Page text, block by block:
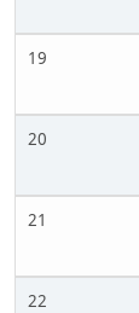
19
20
21
22